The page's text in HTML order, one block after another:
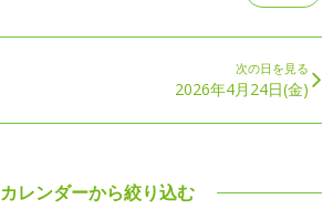
次の日を見る
2026年4月24日(金)
カレンダーから絞り込む